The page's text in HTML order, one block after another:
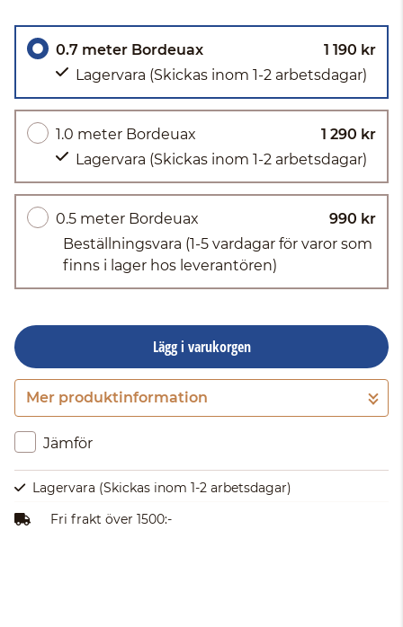
0.7 meter Bordeuax
1 190 kr
Lagervara (Skickas inom 1-2 arbetsdagar)
1.0 meter Bordeuax
1 290 kr
Lagervara (Skickas inom 1-2 arbetsdagar)
0.5 meter Bordeuax
990 kr
Beställningsvara (1-5 vardagar för varor som
finns i lager hos leverantören)
Lägg i varukorgen
Gå till kassan
Mer produktinformation
Jämför
Lagervara (Skickas inom 1-2 arbetsdagar)
Fri frakt över 1500:-